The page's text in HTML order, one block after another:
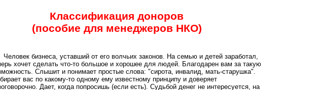
Классификация доноров
(пособие для менеджеров НКО)
Человек бизнеса, уставший от его волчьих законов. На семью и детей заработал,
хочет сделать что-то большое и хорошее для людей. Благодарен вам за такую
Слышит и понимает простые слова: "сирота, инвалид, мать-старушка".
вас по какому-то одному ему известному принципу и доверяет
Дает, когда попросишь (если есть). Судьбой денег не интересуется, на